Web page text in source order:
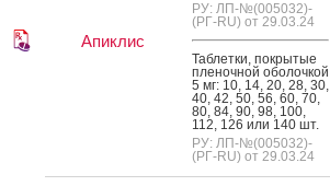
Апиклис
РУ: ЛП-№(005032)-
(РГ-RU) от 29.03.24
Таб­летки, пок­ры­тые
пле­ноч­ной обо­лоч­кой
5 мг: 10, 14, 20, 28, 30,
40, 42, 50, 56, 60, 70,
80, 84, 90, 98, 100,
112, 126 или 140 шт.
РУ: ЛП-№(005032)-
(РГ-RU) от 29.03.24